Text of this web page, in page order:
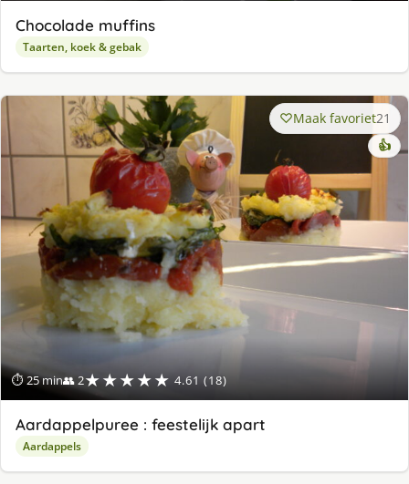
Chocolade muffins
Taarten, koek & gebak
⏱ 25 min👥 2★★★★★ 4.61 (18)
Maak favoriet21
👍
Aardappelpuree : feestelijk apart
Aardappels